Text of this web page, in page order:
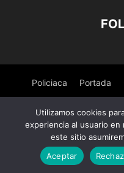
Policiaca Portada
© ©Derechos
Utilizamos cookies
experiencia al usuario
este sitio
Aceptar